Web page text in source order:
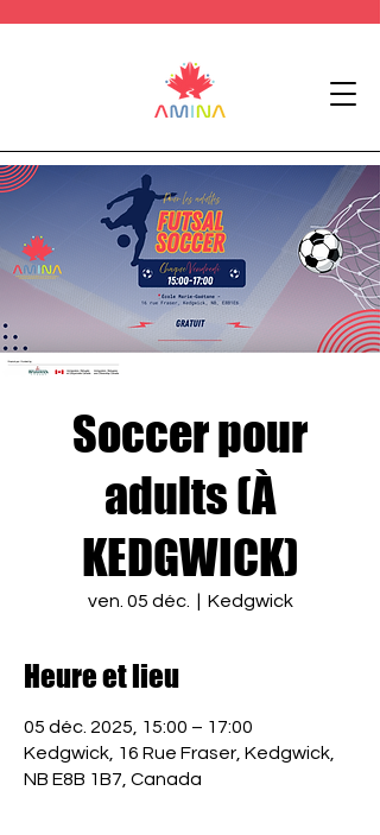
Soccer pour
adults (À
KEDGWICK)
ven. 05 déc. Kedgwick
Heure et lieu
05 déc. 2025, 15:00 – 17:00
Kedgwick, 16 Rue Fraser, Kedgwick,
NB E8B 1B7, Canada